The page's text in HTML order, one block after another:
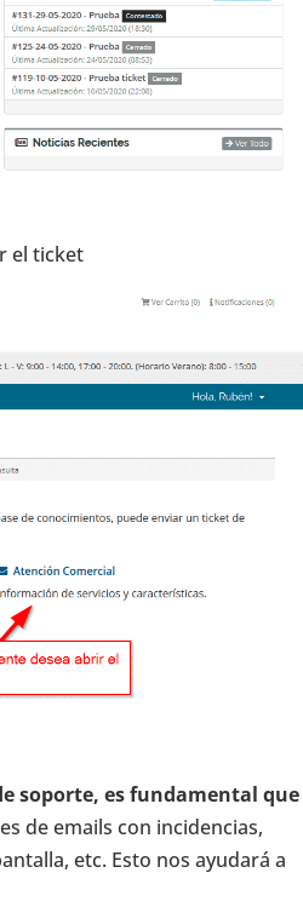
el ticket
soporte, es fundamental que
de emails con incidencias,
etc. Esto nos ayudará a